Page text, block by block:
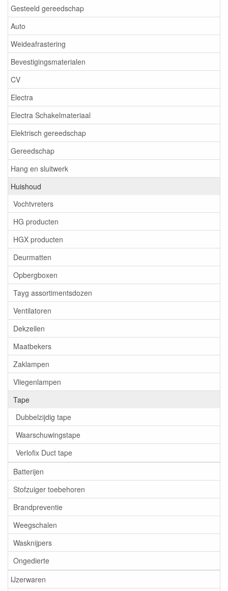
Gesteeld gereedschap
Auto
Weideafrastering
Bevestigingsmaterialen
CV
Electra
Electra Schakelmateriaal
Elektrisch gereedschap
Gereedschap
Hang en sluitwerk
Huishoud
Vochtvreters
HG producten
HGX producten
Deurmatten
Opbergboxen
Tayg assortimentsdozen
Ventilatoren
Dekzeilen
Maatbekers
Zaklampen
Vliegenlampen
Tape
Dubbelzijdig tape
Waarschuwingstape
Verlofix Duct tape
Batterijen
Stofzuiger toebehoren
Brandpreventie
Weegschalen
Wasknijpers
Ongedierte
IJzerwaren